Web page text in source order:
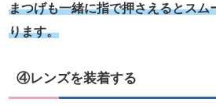
まつげも一緒に指で押さえるとスム
ります。
④レンズを装着する